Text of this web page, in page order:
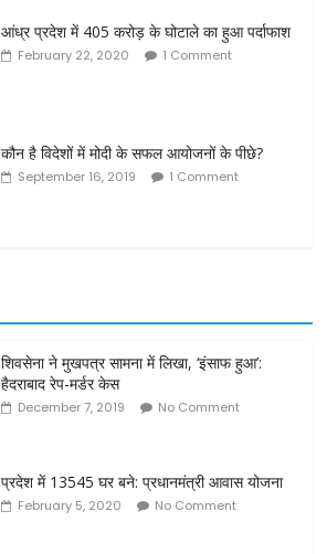
आंध्र प्रदेश में 405 करोड़ के घोटाले का हुआ पर्दाफाश
February 22, 2020 1 Comment
कौन है विदेशों में मोदी के सफल आयोजनों के पीछे?
September 16, 2019 1 Comment
शिवसेना ने मुखपत्र सामना में लिखा, ‘इंसाफ हुआ’:
हैदराबाद रेप-मर्डर केस
December 7, 2019 No Comment
प्रदेश में 13545 घर बने: प्रधानमंत्री आवास योजना
February 5, 2020 No Comment